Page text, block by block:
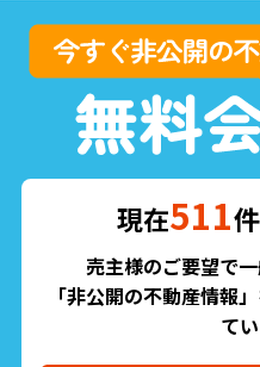
現在511
売主様のご要望で
「非公開の不動産情報
てい